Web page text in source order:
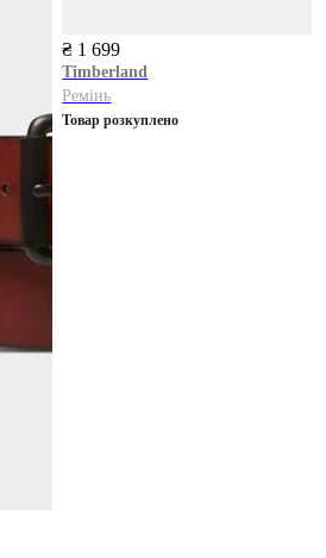
₴ 1 699
Timberland
Ремінь
Товар розкуплено